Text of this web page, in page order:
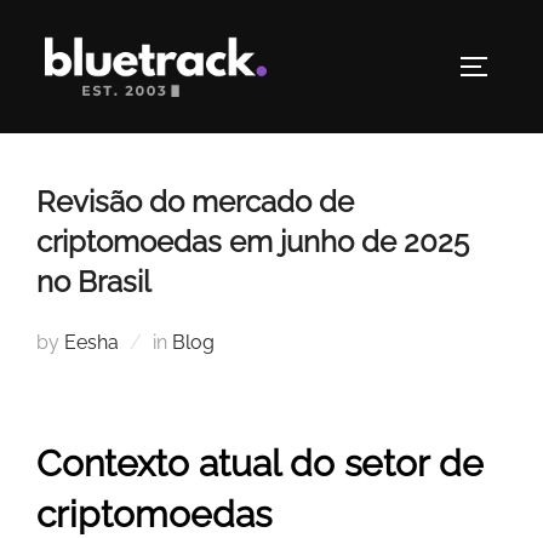
content
Revisão do mercado de
criptomoedas em junho de 2025
no Brasil
by Eesha in Blog
Contexto atual do setor de
criptomoedas